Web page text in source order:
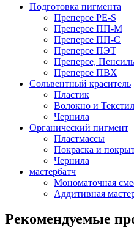
Подготовка пигмента
Преперсе PE-S
Преперсе ПП-М
Преперсе ПП-С
Преперсе ПЭТ
Преперсе,
Преперсе ПВХ
Сольвентный краситель
Пластик
Волокно и
Чернила
Органический пигмент
Пластмассы
Покраска и
Чернила
мастербатч
Мономаточная
Аддитивная
Рекомендуемые